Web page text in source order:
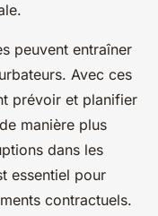
peuvent entraîner
Avec ces
prévoir et planifier
manière plus
dans les
essentiel pour
contractuels.